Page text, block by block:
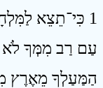
1 כִּי־תֵצֵא
עַם רַב מִמְּךָ לֹא
הַמַּעַלְךָ מֵאֶרֶץ